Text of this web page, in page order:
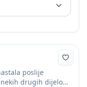
poslije
drugih dijelova